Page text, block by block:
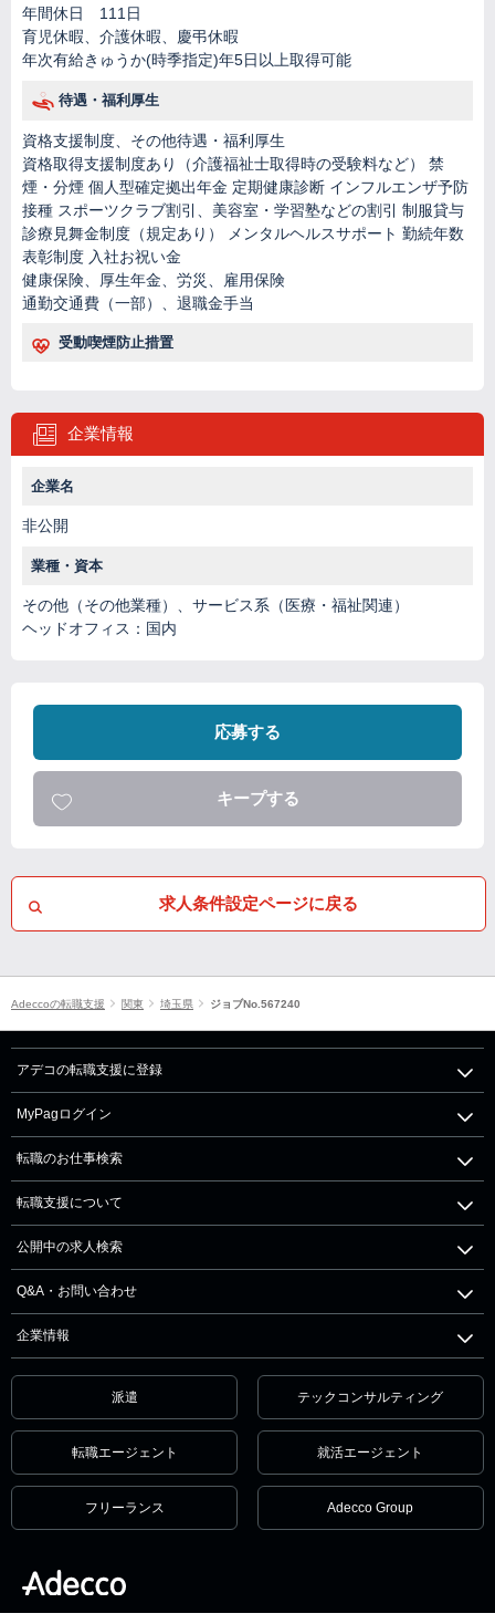
年間休日 111日
育児休暇、介護休暇、慶弔休暇
年次有給きゅうか(時季指定)年5日以上取得可能
待遇・福利厚生
資格支援制度、その他待遇・福利厚生
資格取得支援制度あり（介護福祉士取得時の受験料など） 禁
煙・分煙 個人型確定拠出年金 定期健康診断 インフルエンザ予防
接種 スポーツクラブ割引、美容室・学習塾などの割引 制服貸与
診療見舞金制度（規定あり） メンタルヘルスサポート 勤続年数
表彰制度 入社お祝い金
健康保険、厚生年金、労災、雇用保険
通勤交通費（一部）、退職金手当
受動喫煙防止措置
企業情報
企業名
非公開
業種・資本
その他（その他業種）、サービス系（医療・福祉関連）
ヘッドオフィス：国内
応募する
キープする
求人条件設定ページに戻る
Adeccoの転職支援 関東 埼玉県 ジョブNo.567240
アデコの転職支援に登録
MyPagログイン
転職のお仕事検索
転職支援について
公開中の求人検索
Q&A・お問い合わせ
企業情報
派遣 テックコンサルティング
転職エージェント 就活エージェント
フリーランス Adecco Group